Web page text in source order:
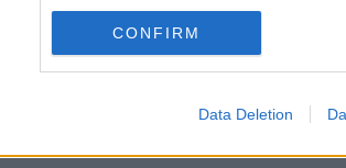
CONFIRM
Data Deletion
Visualizza questo post su Instagram